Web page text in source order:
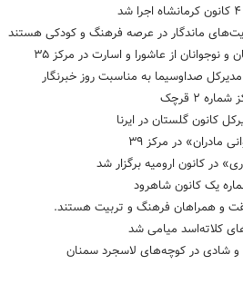
ماندگار در عرصه فرهنگ و کودکی هستند
نوجوانان از عاشورا و اسارت در مرکز ۳۵
صداوسیما به مناسبت روز خبرنگار
۲ قرچک
کانون گلستان در ایرنا
در مرکز ۳۹
در کانون ارومیه برگزار شد
یک کانون شاهرود
و همراهان فرهنگ و تربیت هستند.
کلاته‌اسد میامی شد
شادی در کوچه‌های لاسجرد سمنان